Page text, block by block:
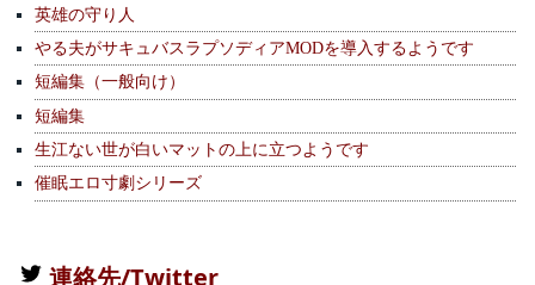
英雄の守り人
やる夫がサキュバスラプソディアMODを導入するようです
短編集（一般向け）
短編集
生江ない世が白いマットの上に立つようです
催眠エロ寸劇シリーズ
連絡先/Twitter